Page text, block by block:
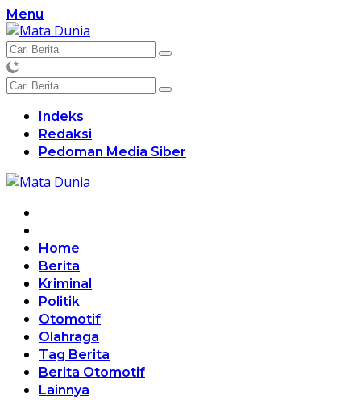
Langsung
ke
konten
Menu
Indeks
Redaksi
Pedoman Media Siber
Home
Berita
Kriminal
Politik
Otomotif
Olahraga
Tag Berita
Berita Otomotif
Lainnya